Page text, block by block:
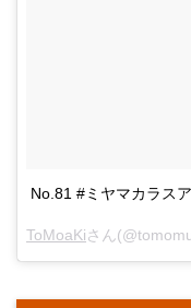
No.81 #ミヤマカラス
ToMoaKiさん